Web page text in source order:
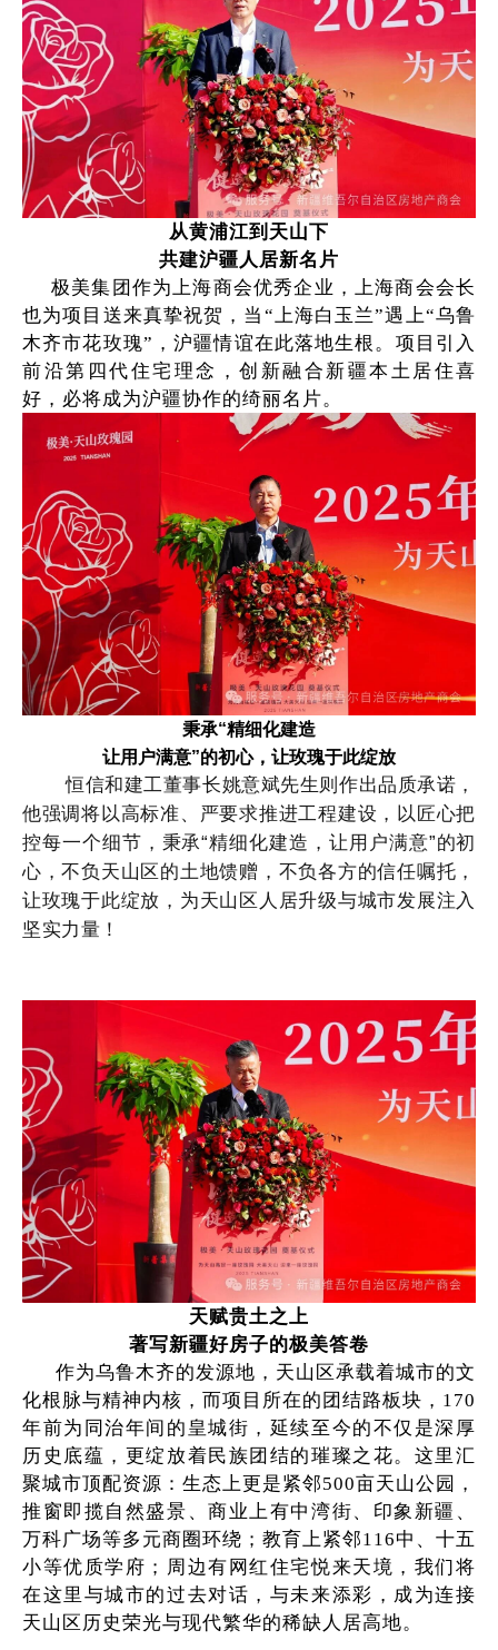
从黄浦江到天山下
共建沪疆人居新名片
极美集团作为上海商会优秀企业，上海商会会长
也为项目送来真挚祝贺，当“上海白玉兰”遇上“乌鲁
木齐市花玫瑰”，沪疆情谊在此落地生根。项目引入
前沿第四代住宅理念，创新融合新疆本土居住喜
好，必将成为沪疆协作的绮丽名片。
秉承“精细化建造
让用户满意”的初心，让玫瑰于此绽放
恒信和建工董事长姚意斌先生则作出品质承诺，
他强调将以高标准、严要求推进工程建设，以匠心把
控每一个细节，秉承“精细化建造，让用户满意”的初
心，不负天山区的土地馈赠，不负各方的信任嘱托，
让玫瑰于此绽放，为天山区人居升级与城市发展注入
坚实力量！
天赋贵土之上
著写新疆好房子的极美答卷
作为乌鲁木齐的发源地，天山区承载着城市的文
化根脉与精神内核，而项目所在的团结路板块，170
年前为同治年间的皇城街，延续至今的不仅是深厚
历史底蕴，更绽放着民族团结的璀璨之花。这里汇
聚城市顶配资源：生态上更是紧邻500亩天山公园，
推窗即揽自然盛景、商业上有中湾街、印象新疆、
万科广场等多元商圈环绕；教育上紧邻116中、十五
小等优质学府；周边有网红住宅悦来天境，我们将
在这里与城市的过去对话，与未来添彩，成为连接
天山区历史荣光与现代繁华的稀缺人居高地。